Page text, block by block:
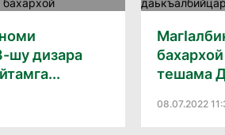
шу дизара
тешама
08.07.2022